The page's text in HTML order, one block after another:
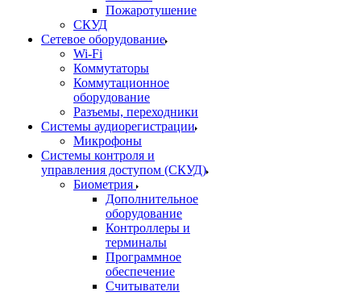
Пожаротушение
СКУД
Сетевое оборудование
Wi-Fi
Коммутаторы
Коммутационное
оборудование
Разъемы, переходники
Системы аудиорегистрации
Микрофоны
Системы контроля и
управления доступом (СКУД)
Биометрия
Дополнительное
оборудование
Контроллеры и
терминалы
Программное
обеспечение
Считыватели